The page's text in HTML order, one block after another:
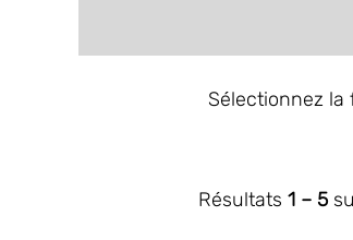
Sélectionnez la
Résultats 1 – 5